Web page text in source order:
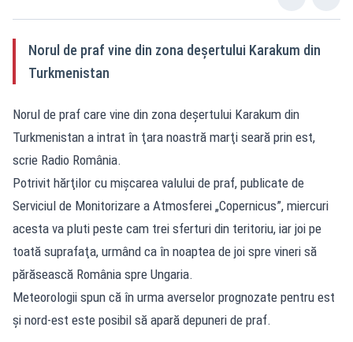
Norul de praf vine din zona deşertului Karakum din
Turkmenistan
Norul de praf care vine din zona deşertului Karakum din
Turkmenistan a intrat în ţara noastră marţi seară prin est,
scrie Radio România.
Potrivit hărţilor cu mişcarea valului de praf, publicate de
Serviciul de Monitorizare a Atmosferei „Copernicus”, miercuri
acesta va pluti peste cam trei sferturi din teritoriu, iar joi pe
toată suprafaţa, urmând ca în noaptea de joi spre vineri să
părăsească România spre Ungaria.
Meteorologii spun că în urma averselor prognozate pentru est
şi nord-est este posibil să apară depuneri de praf.